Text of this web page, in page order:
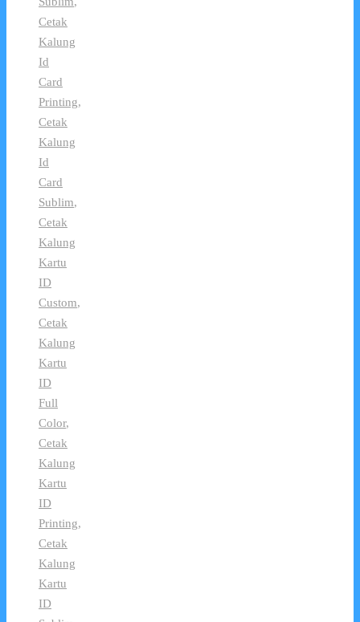
Cetak
Kalung
Id
Card
Printing,
Cetak
Kalung
Id
Card
Sublim,
Cetak
Kalung
Kartu
ID
Custom,
Cetak
Kalung
Kartu
ID
Full
Color,
Cetak
Kalung
Kartu
ID
Printing,
Cetak
Kalung
Kartu
ID